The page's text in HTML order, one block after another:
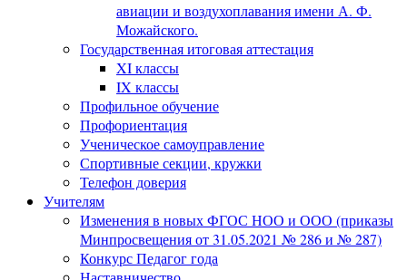
авиации и воздухоплавания имени А. Ф.
Можайского.
Государственная итоговая аттестация
XI классы
IX классы
Профильное обучение
Профориентация
Ученическое самоуправление
Спортивные секции, кружки
Телефон доверия
Учителям
Изменения в новых ФГОС НОО и ООО (приказы
Минпросвещения от 31.05.2021 № 286 и № 287)
Конкурс Педагог года